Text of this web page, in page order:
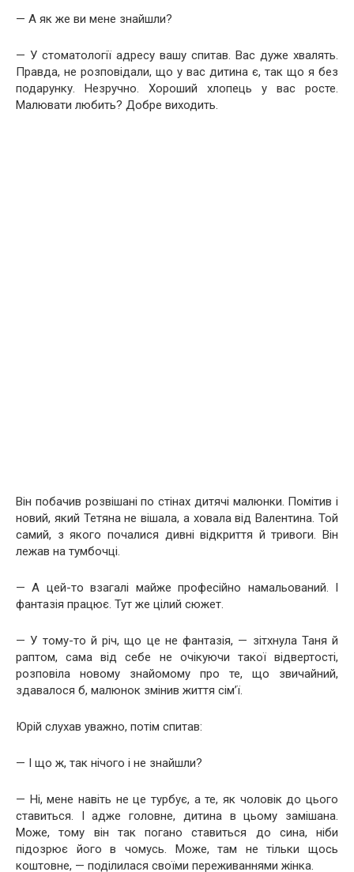
— А як же ви мене знайшли?
— У стоматології адресу вашу спитав. Вас дуже хвалять.
Правда, не розповідали, що у вас дитина є, так що я без
подарунку. Незручно. Хороший хлопець у вас росте.
Малювати любить? Добре виходить.
Він побачив розвішані по стінах дитячі малюнки. Помітив і
новий, який Тетяна не вішала, а ховала від Валентина. Той
самий, з якого почалися дивні відкриття й тривоги. Він
лежав на тумбочці.
— А цей-то взагалі майже професійно намальований. І
фантазія працює. Тут же цілий сюжет.
— У тому-то й річ, що це не фантазія, — зітхнула Таня й
раптом, сама від себе не очікуючи такої відвертості,
розповіла новому знайомому про те, що звичайний,
здавалося б, малюнок змінив життя сім’ї.
Юрій слухав уважно, потім спитав:
— І що ж, так нічого і не знайшли?
— Ні, мене навіть не це турбує, а те, як чоловік до цього
ставиться. І адже головне, дитина в цьому замішана.
Може, тому він так погано ставиться до сина, ніби
підозрює його в чомусь. Може, там не тільки щось
коштовне, — поділилася своїми переживаннями жінка.